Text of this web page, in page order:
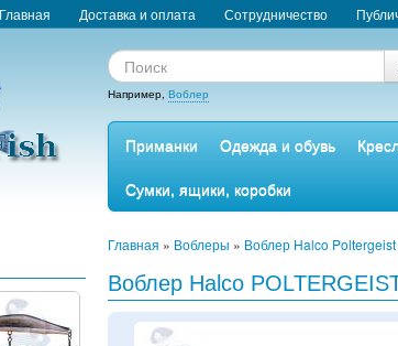
Главная Доставка и оплата Сотрудничество
Например, Воблер
Приманки Одежда и обувь
Сумки, ящики, коробки
Главная » Воблеры » Воблер Halco
Воблер Halco